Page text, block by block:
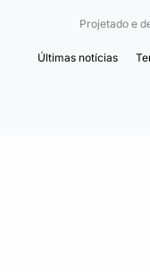
Projetado e
Últimas notícias